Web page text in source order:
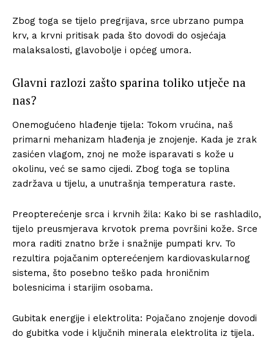
Zbog toga se tijelo pregrijava, srce ubrzano pumpa
krv, a krvni pritisak pada što dovodi do osjećaja
malaksalosti, glavobolje i općeg umora.
Glavni razlozi zašto sparina toliko utječe na
nas?
Onemogućeno hlađenje tijela: Tokom vrućina, naš
primarni mehanizam hlađenja je znojenje. Kada je zrak
zasićen vlagom, znoj ne može isparavati s kože u
okolinu, već se samo cijedi. Zbog toga se toplina
zadržava u tijelu, a unutrašnja temperatura raste.
Preopterećenje srca i krvnih žila: Kako bi se rashladilo,
tijelo preusmjerava krvotok prema površini kože. Srce
mora raditi znatno brže i snažnije pumpati krv. To
rezultira pojačanim opterećenjem kardiovaskularnog
sistema, što posebno teško pada hroničnim
bolesnicima i starijim osobama.
Gubitak energije i elektrolita: Pojačano znojenje dovodi
do gubitka vode i ključnih minerala elektrolita iz tijela.